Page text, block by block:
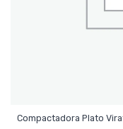
Compactadora Plato